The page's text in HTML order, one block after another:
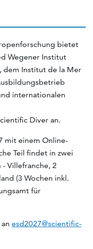
bietet
Wegener Institut
dem Institut de la Mer
internationalen
Diver an.
mit einem Online-
Teil findet in zwei
Villefranche, 2
(3 Wochen inkl.
für
esd2027@scientific-